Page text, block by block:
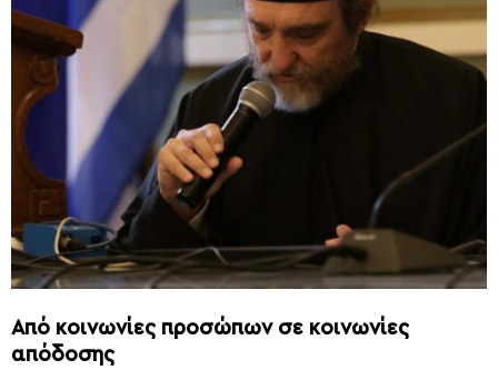
Από κοινωνίες προσώπων σε κοινωνίες
απόδοσης